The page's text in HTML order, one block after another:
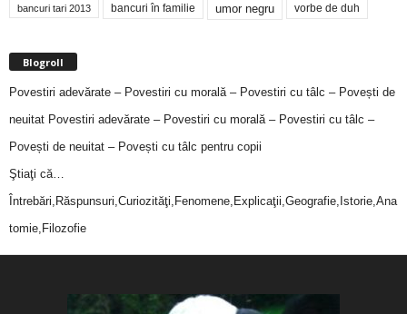
bancuri tari 2013 bancuri în familie umor negru vorbe de duh
Blogroll
Povestiri adevărate – Povestiri cu morală – Povestiri cu tâlc – Povești de
neuitat Povestiri adevărate – Povestiri cu morală – Povestiri cu tâlc –
Povești de neuitat – Povești cu tâlc pentru copii
Ştiaţi că…
Întrebări,Răspunsuri,Curiozităţi,Fenomene,Explicaţii,Geografie,Istorie,Ana
tomie,Filozofie